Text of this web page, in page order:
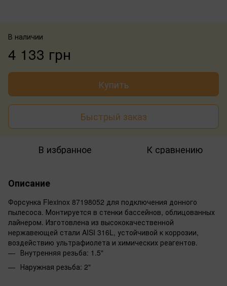
В наличии
4 133 грн
Купить
Быстрый заказ
В избранное К сравнению
Описание
Форсунка Flexinox 87198052 для подключения донного
пылесоса. Монтируется в стенки бассейнов, облицованных
лайнером. Изготовлена из высококачественной
нержавеющей стали AISI 316L, устойчивой к коррозии,
воздействию ультрафиолета и химических реагентов.
Внутренняя резьба: 1.5"
Наружная резьба: 2"